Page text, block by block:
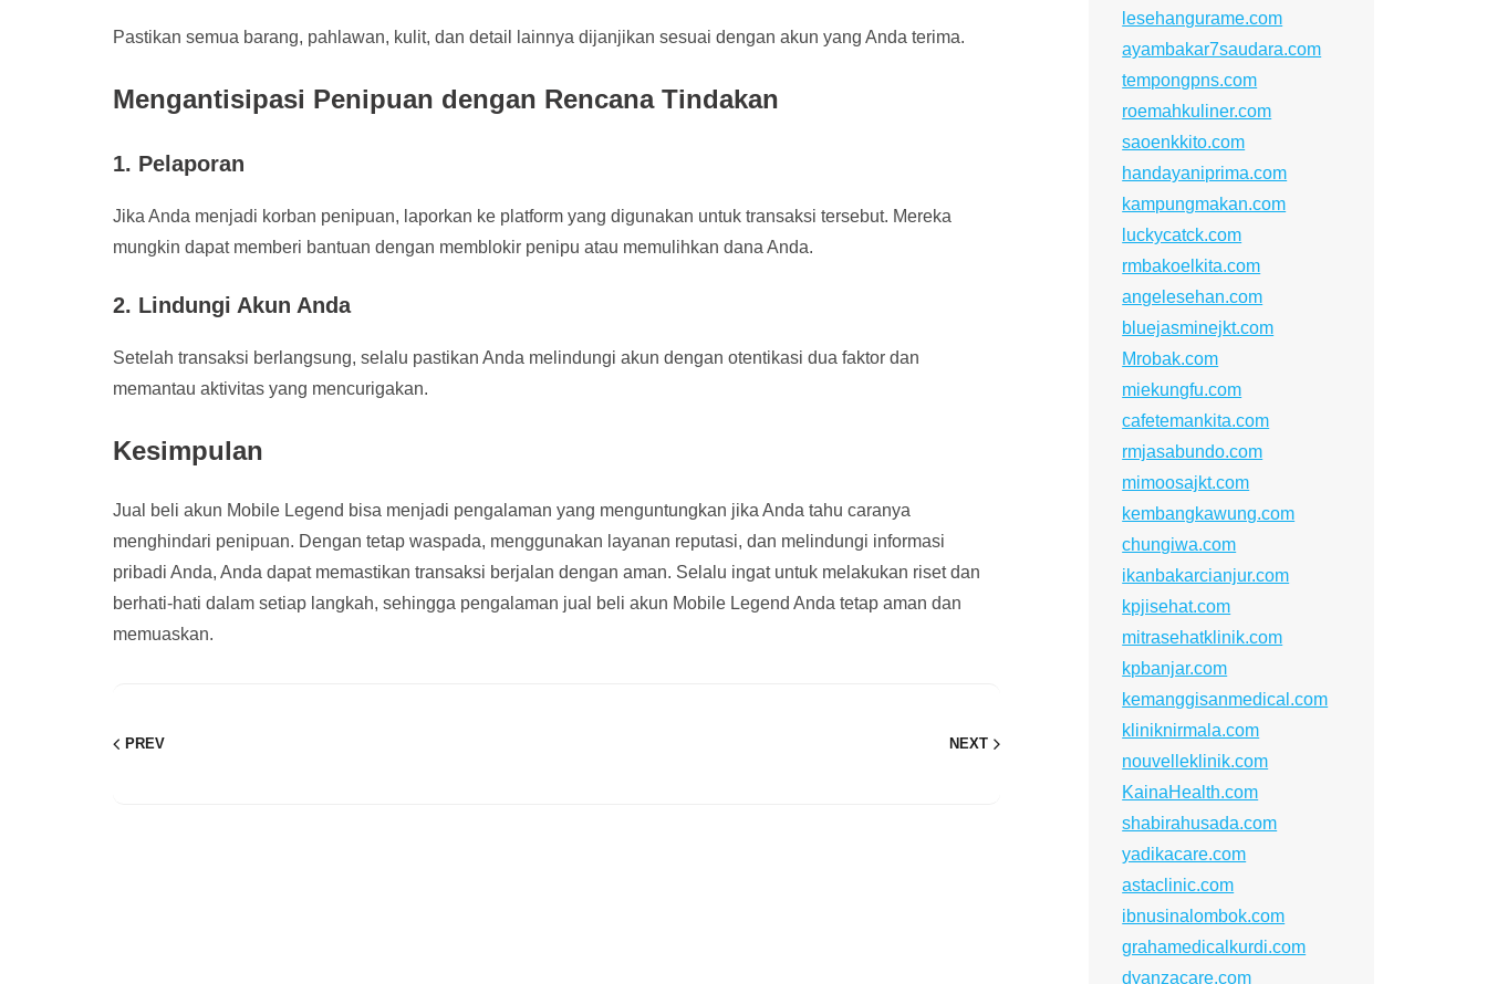
Pastikan semua barang, pahlawan, kulit, dan detail lainnya dijanjikan sesuai dengan akun yang Anda terima.
Mengantisipasi Penipuan dengan Rencana Tindakan
1. Pelaporan
Jika Anda menjadi korban penipuan, laporkan ke platform yang digunakan untuk transaksi tersebut. Mereka
mungkin dapat memberi bantuan dengan memblokir penipu atau memulihkan dana Anda.
2. Lindungi Akun Anda
Setelah transaksi berlangsung, selalu pastikan Anda melindungi akun dengan otentikasi dua faktor dan
memantau aktivitas yang mencurigakan.
Kesimpulan
Jual beli akun Mobile Legend bisa menjadi pengalaman yang menguntungkan jika Anda tahu caranya
menghindari penipuan. Dengan tetap waspada, menggunakan layanan reputasi, dan melindungi informasi
pribadi Anda, Anda dapat memastikan transaksi berjalan dengan aman. Selalu ingat untuk melakukan riset dan
berhati-hati dalam setiap langkah, sehingga pengalaman jual beli akun Mobile Legend Anda tetap aman dan
memuaskan.
PREV NEXT
lesehangurame.com
ayambakar7saudara.com
tempongpns.com
roemahkuliner.com
saoenkkito.com
handayaniprima.com
kampungmakan.com
luckycatck.com
rmbakoelkita.com
angelesehan.com
bluejasminejkt.com
Mrobak.com
miekungfu.com
cafetemankita.com
rmjasabundo.com
mimoosajkt.com
kembangkawung.com
chungiwa.com
ikanbakarcianjur.com
kpjisehat.com
mitrasehatklinik.com
kpbanjar.com
kemanggisanmedical.com
kliniknirmala.com
nouvelleklinik.com
KainaHealth.com
shabirahusada.com
yadikacare.com
astaclinic.com
ibnusinalombok.com
grahamedicalkurdi.com
dyanzacare.com